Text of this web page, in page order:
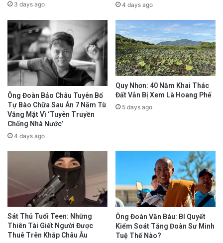
3 days ago 4 days ago
Ông Đoàn Bảo Châu Tuyên Bố
Tự Bào Chữa Sau Án 7 Năm Tù
Vắng Mặt Vì ‘Tuyên Truyền
Chống Nhà Nước’
4 days ago
Quy Nhơn: 40 Năm Khai Thác
Đất Vẫn Bị Xem Là Hoang Phế
5 days ago
Sát Thủ Tuổi Teen: Những
Thiên Tài Giết Người Được
Thuê Trên Khắp Châu Âu
Ông Đoàn Văn Báu: Bí Quyết
Kiểm Soát Tăng Đoàn Sư Minh
Tuệ Thế Nào?